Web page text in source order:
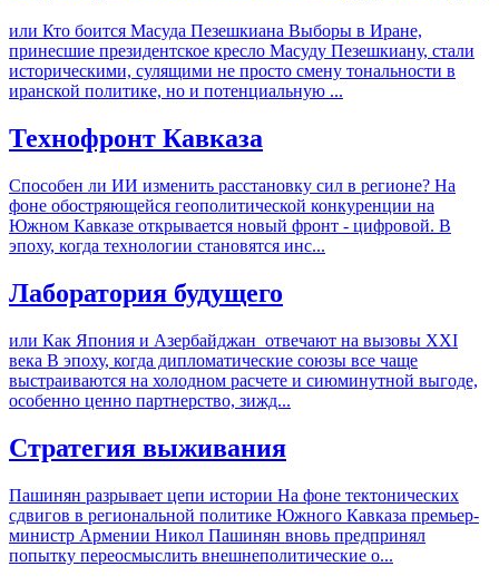
или Кто боится Масуда Пезешкиана Выборы в Иране,
принесшие президентское кресло Масуду Пезешкиану, стали
историческими, сулящими не просто смену тональности в
иранской политике, но и потенциальную ...
Технофронт Кавказа
Способен ли ИИ изменить расстановку сил в регионе? На
фоне обостряющейся геополитической конкуренции на
Южном Кавказе открывается новый фронт - цифровой. В
эпоху, когда технологии становятся инс...
Лаборатория будущего
или Как Япония и Азербайджан отвечают на вызовы XXI
века В эпоху, когда дипломатические союзы все чаще
выстраиваются на холодном расчете и сиюминутной выгоде,
особенно ценно партнерство, зижд...
Стратегия выживания
Пашинян разрывает цепи истории На фоне тектонических
сдвигов в региональной политике Южного Кавказа премьер-
министр Армении Никол Пашинян вновь предпринял
попытку переосмыслить внешнеполитические о...